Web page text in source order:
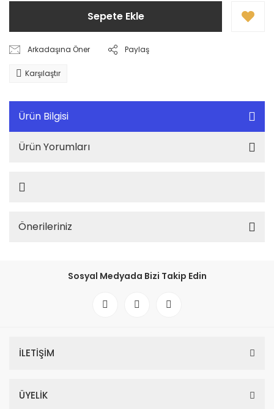
Sepete Ekle
Arkadaşına Öner Paylaş
Karşılaştır
Ürün Bilgisi
Ürün Yorumları
Önerileriniz
Sosyal Medyada Bizi Takip Edin
İLETİŞİM
ÜYELİK